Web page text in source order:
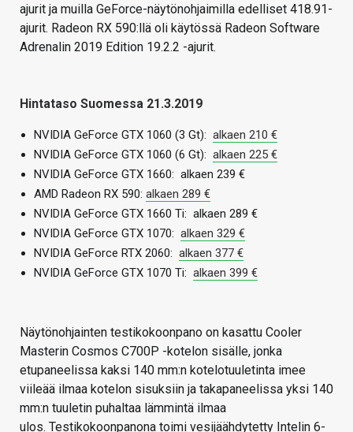
ajurit ja muilla GeForce-näytönohjaimilla edelliset 418.91-
ajurit. Radeon RX 590:llä oli käytössä Radeon Software
Adrenalin 2019 Edition 19.2.2 -ajurit.
Hintataso Suomessa 21.3.2019
NVIDIA GeForce GTX 1060 (3 Gt): alkaen 210 €
NVIDIA GeForce GTX 1060 (6 Gt): alkaen 225 €
NVIDIA GeForce GTX 1660: alkaen 239 €
AMD Radeon RX 590: alkaen 289 €
NVIDIA GeForce GTX 1660 Ti: alkaen 289 €
NVIDIA GeForce GTX 1070: alkaen 329 €
NVIDIA GeForce RTX 2060: alkaen 377 €
NVIDIA GeForce GTX 1070 Ti: alkaen 399 €
Näytönohjainten testikokoonpano on kasattu Cooler
Masterin Cosmos C700P -kotelon sisälle, jonka
etupaneelissa kaksi 140 mm:n kotelotuuletinta imee
viileää ilmaa kotelon sisuksiin ja takapaneelissa yksi 140
mm:n tuuletin puhaltaa lämmintä ilmaa
ulos. Testikokoonpanona toimi vesijäähdytetty Intelin 6-